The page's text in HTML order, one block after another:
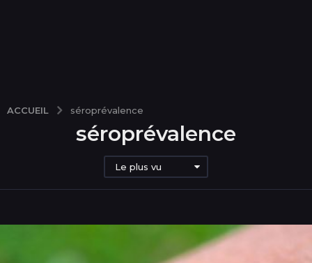
ACCUEIL séroprévalence
séroprévalence
Le plus vu